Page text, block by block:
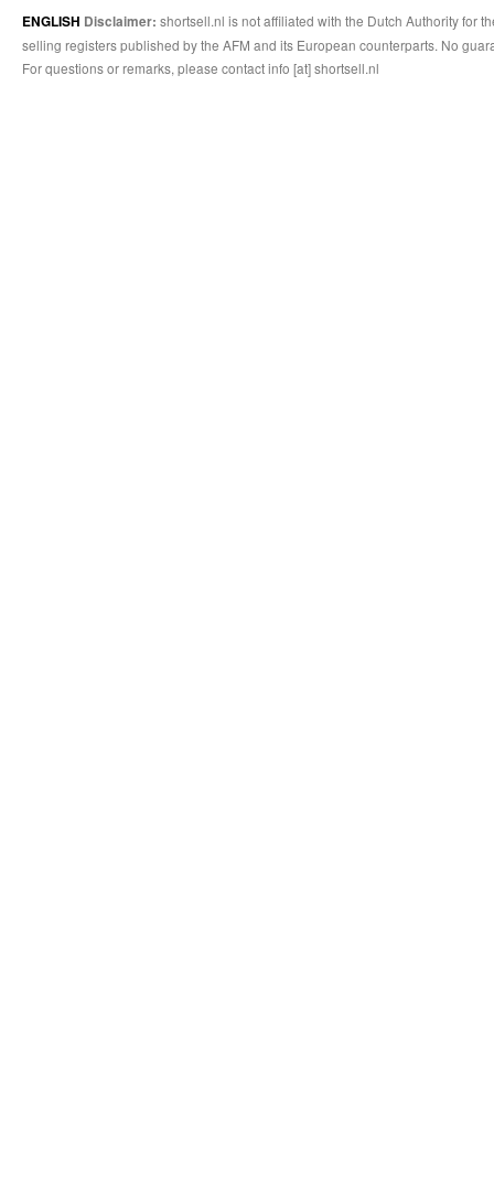
ENGLISH Disclaimer: shortsell.nl is not affiliated with the Dutch Authority for
selling registers published by the AFM and its European counterparts. No
For questions or remarks, please contact info [at] shortsell.nl